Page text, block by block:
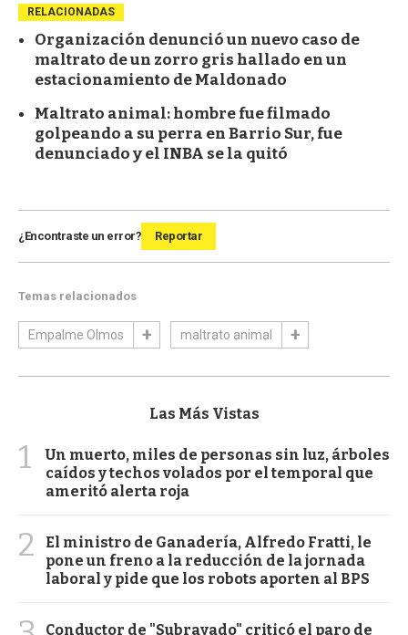
RELACIONADAS
Organización denunció un nuevo caso de
maltrato de un zorro gris hallado en un
estacionamiento de Maldonado
Maltrato animal: hombre fue filmado
golpeando a su perra en Barrio Sur, fue
denunciado y el INBA se la quitó
¿Encontraste un error? Reportar
Temas relacionados
Empalme Olmos maltrato animal
Las Más Vistas
1
Un muerto, miles de personas sin luz, árboles
caídos y techos volados por el temporal que
ameritó alerta roja
2
El ministro de Ganadería, Alfredo Fratti, le
pone un freno a la reducción de la jornada
laboral y pide que los robots aporten al BPS
Conductor de "Subrayado" criticó el paro de